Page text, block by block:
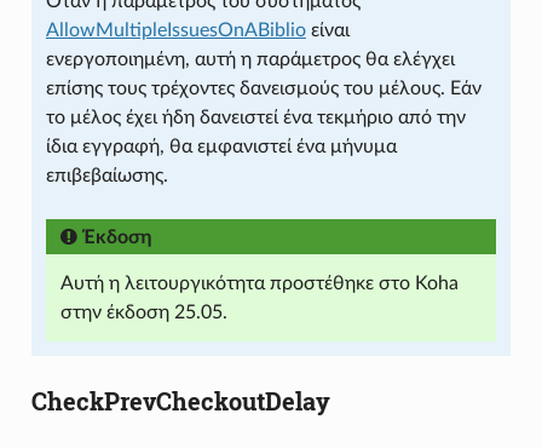
AllowMultipleIssuesOnABiblioείναι
ενεργοποιημένη, αυτή η παράμετρος θα ελέγχει
επίσης τους τρέχοντες δανεισμούς του μέλους. Εάν
το μέλος έχει ήδη δανειστεί ένα τεκμήριο από την
ίδια εγγραφή, θα εμφανιστεί ένα μήνυμα
επιβεβαίωσης.
Έκδοση
Αυτή η λειτουργικότητα προστέθηκε στο Koha
στην έκδοση 25.05.
CheckPrevCheckoutDelay